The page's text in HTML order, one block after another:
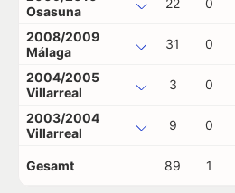
Osasuna
22 0
2008/2009
Málaga
31 0
2004/2005
Villarreal
3 0
2003/2004
Villarreal
9 0
Gesamt 89 1